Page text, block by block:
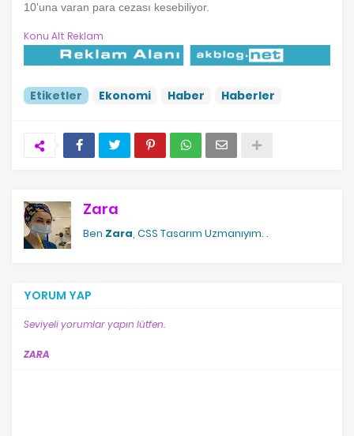
10'una varan para cezası kesebiliyor.
Konu Alt Reklam
Etiketler Ekonomi Haber Haberler
Zara
Ben Zara, CSS Tasarım Uzmanıyım. .
YORUM YAP
Seviyeli yorumlar yapın lütfen.
ZARA